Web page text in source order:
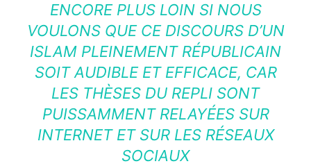
ENCORE PLUS LOIN SI NOUS
VOULONS QUE CE DISCOURS D’UN
ISLAM PLEINEMENT RÉPUBLICAIN
SOIT AUDIBLE ET EFFICACE, CAR
LES THÈSES DU REPLI SONT
PUISSAMMENT RELAYÉES SUR
INTERNET ET SUR LES RÉSEAUX
SOCIAUX